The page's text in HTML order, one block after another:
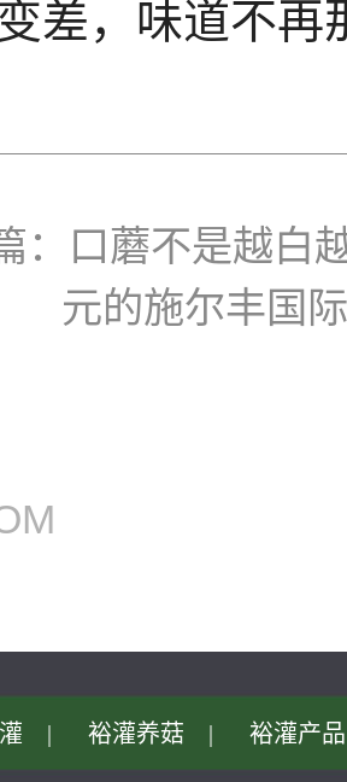
差，味道不再
：
口蘑不是越白
元的施尔丰国
| 裕灌养菇 | 裕灌产品